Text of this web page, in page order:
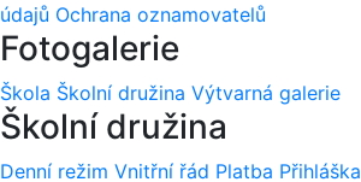
údajů Ochrana oznamovatelů
Fotogalerie
Škola Školní družina Výtvarná galerie
Školní družina
Denní režim Vnitřní řád Platba Přihláška